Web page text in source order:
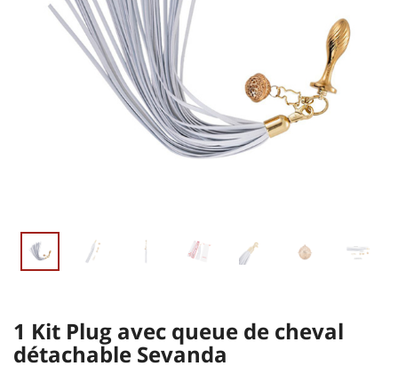
1 Kit Plug avec queue de cheval
détachable Sevanda